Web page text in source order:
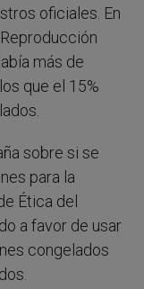
oficiales. En
más de
que el 15%
sobre si se
para la
Ética del
a favor de usar
congelados